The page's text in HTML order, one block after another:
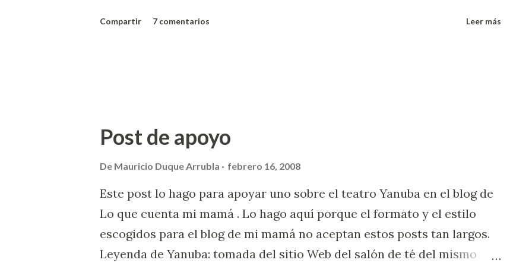
Compartir 7 comentarios Leer más
Post de apoyo
De Mauricio Duque Arrubla febrero 16, 2008
Este post lo hago para apoyar uno sobre el teatro Yanuba en el blog de
Lo que cuenta mi mamá . Lo hago aquí porque el formato y el estilo
escogidos para el blog de mi mamá no aceptan estos posts tan largos.
Leyenda de Yanuba: tomada del sitio Web del salón de té del mismo